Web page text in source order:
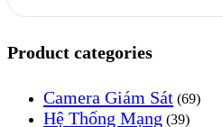
Product categories
Camera Giám Sát (69)
Hệ Thống Mạng (39)